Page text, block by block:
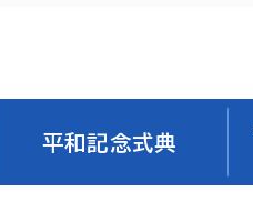
平和記念式典